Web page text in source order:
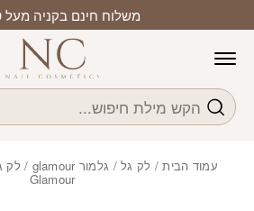
משלוח חינם בקניה מעל ₪299!
חיפוש
עמוד הבית/ לק גל/ גלמור glamour
Glamour